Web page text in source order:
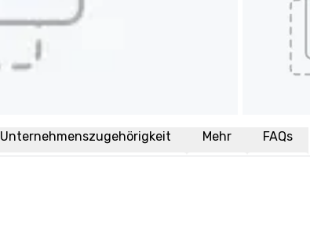
Unternehmenszugehörigkeit Mehr FAQs